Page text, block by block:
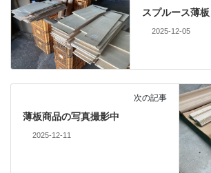
スプルース薄板
2025-12-05
次の記事
薄板商品の写真撮影中
2025-12-11